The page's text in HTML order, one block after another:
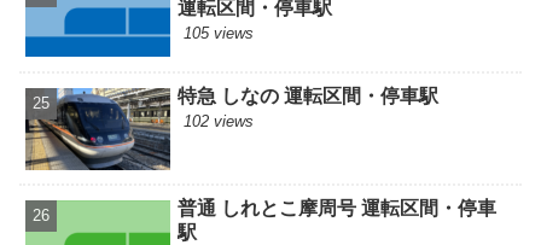
運転区間・停車駅
105 views
特急 しなの 運転区間・停車駅
102 views
普通 しれとこ摩周号 運転区間・停車
駅